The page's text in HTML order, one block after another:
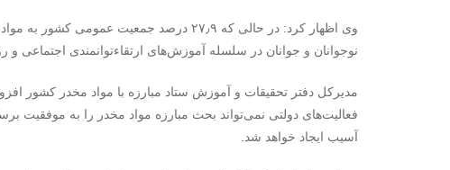
وی اظهار کرد: در حالی که ۲۷٫۹ درصد جمعیت
نوجوانان و جوانان در سلسله آموزش‌های ارتقاءتوانمندی اجتماعی و
مدیرکل دفتر تحقیقات و آموزش ستاد مبارزه با مواد مخدر کشور
فعالیت‌های دولتی نمی‌تواند بحث مبارزه مواد مخدر را به موفقیت
آسیب ایجاد خواهد شد.